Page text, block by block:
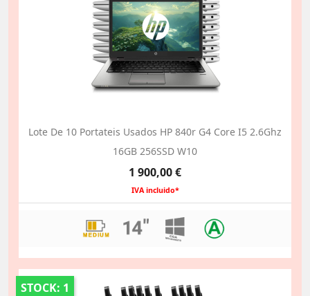
Lote De 10 Portateis Usados HP 840r G4 Core I5 2.6Ghz
16GB 256SSD W10
Preço
1 900,00 €
IVA incluido*
STOCK: 1